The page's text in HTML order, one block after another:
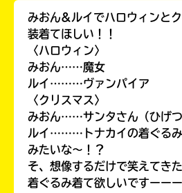
みおん&ルイでハロウィンと
装着てほしい！！
〈ハロウィン〉
みおん……魔女
ルイ………ヴァンパイア
〈クリスマス〉
みおん……サンタさん（ひげつ
ルイ………トナカイの着ぐるみ
みたいな〜！？
そ、想像するだけで笑えてき
着ぐるみ着て欲しいですーー